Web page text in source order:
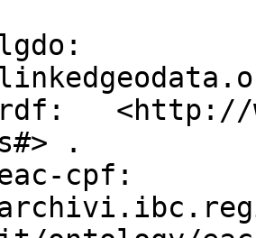
<http://
.
cpf: